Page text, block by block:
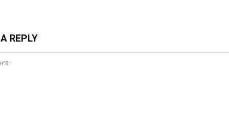
REPLY